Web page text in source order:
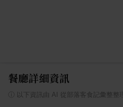
餐廳詳細資訊
以下資訊由 AI 從部落客食記彙整整理